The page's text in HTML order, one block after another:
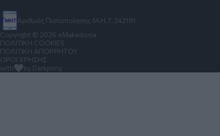
Αριθμός Πιστοποίησης Μ.Η.Τ.242191
Copyright © 2026 eMakedonia
ΠΟΛΙΤΙΚΗ COOKIES
ΠΟΛΙΤΙΚΗ ΑΠΟΡΡΗΤΟΥ
ΟΡΟΙ ΧΡΗΣΗΣ
with
by Darkpony